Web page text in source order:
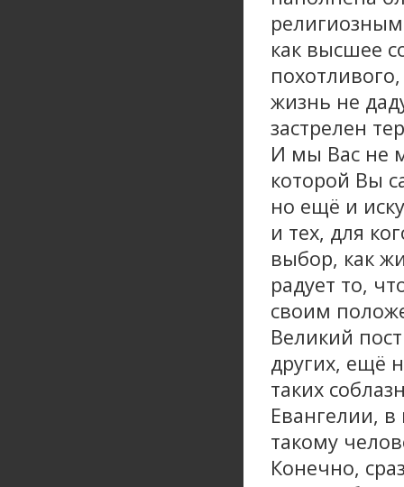
как высшее
жизнь не
застрелен
И мы Вас не
которой Вы
но ещё и
и тех, для
выбор, как
радует то,
своим
Великий
других, ещё
таких
Евангелии,
такому
Конечно,